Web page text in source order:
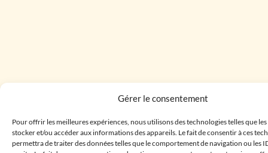
Gérer le consentement
Pour offrir les meilleures expériences, nous utilisons des technologies telles que
stocker et/ou accéder aux informations des appareils. Le fait de consentir à ces
permettra de traiter des données telles que le comportement de navigation ou les